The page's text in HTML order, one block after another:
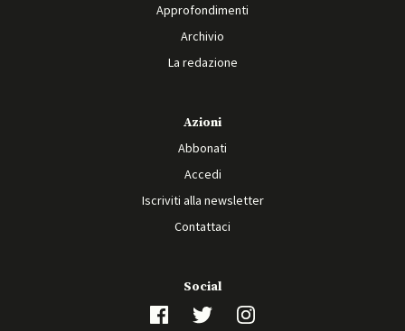
Approfondimenti
Archivio
La redazione
Azioni
Abbonati
Accedi
Iscriviti alla newsletter
Contattaci
Social